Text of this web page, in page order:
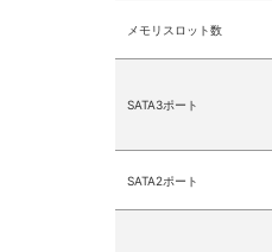
メモリスロット数
SATA3ポート
SATA2ポート